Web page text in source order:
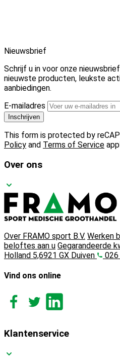
Nieuwsbrief
Schrijf u in voor onze
nieuwste producten, leukste
aanbiedingen.
E-mailadres
Inschrijven
This form is protected by
Policy and Terms of Service
Over ons
Over FRAMO sport B.V. Werken
beloftes aan u Gegarandeerde
Holland 5,6921 GX Duiven
026
Vind ons online
Klantenservice